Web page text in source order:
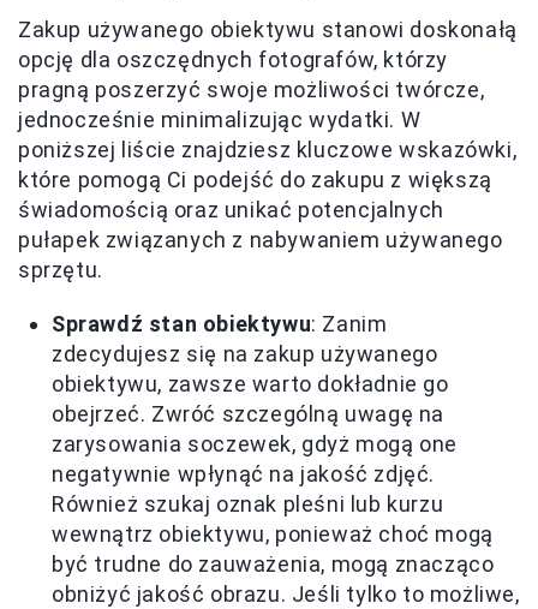
Zakup używanego obiektywu stanowi doskonałą
opcję dla oszczędnych fotografów, którzy
pragną poszerzyć swoje możliwości twórcze,
jednocześnie minimalizując wydatki. W
poniższej liście znajdziesz kluczowe wskazówki,
które pomogą Ci podejść do zakupu z większą
świadomością oraz unikać potencjalnych
pułapek związanych z nabywaniem używanego
sprzętu.
Sprawdź stan obiektywu: Zanim
zdecydujesz się na zakup używanego
obiektywu, zawsze warto dokładnie go
obejrzeć. Zwróć szczególną uwagę na
zarysowania soczewek, gdyż mogą one
negatywnie wpłynąć na jakość zdjęć.
Również szukaj oznak pleśni lub kurzu
wewnątrz obiektywu, ponieważ choć mogą
być trudne do zauważenia, mogą znacząco
obniżyć jakość obrazu. Jeśli tylko to możliwe,